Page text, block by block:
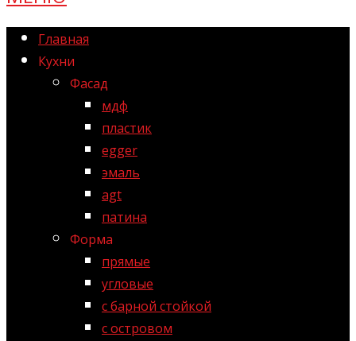
Главная
Кухни
Фасад
мдф
пластик
egger
эмаль
agt
патина
Форма
прямые
угловые
с барной стойкой
с островом